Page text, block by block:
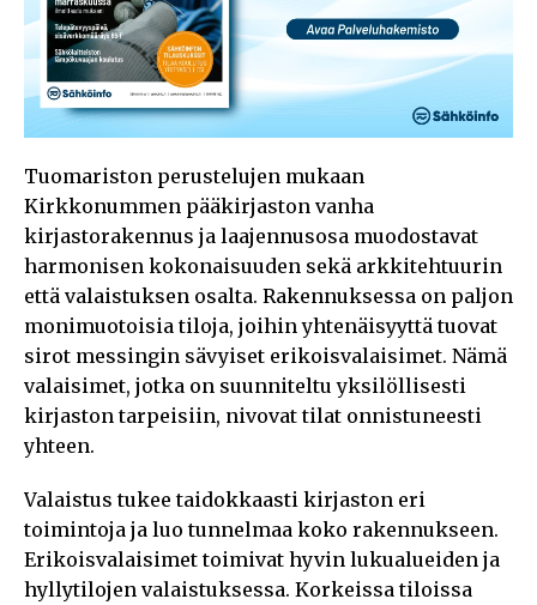
Tuomariston perustelujen mukaan
Kirkkonummen pääkirjaston vanha
kirjastorakennus ja laajennusosa muodostavat
harmonisen kokonaisuuden sekä arkkitehtuurin
että valaistuksen osalta. Rakennuksessa on paljon
monimuotoisia tiloja, joihin yhtenäisyyttä tuovat
sirot messingin sävyiset erikoisvalaisimet. Nämä
valaisimet, jotka on suunniteltu yksilöllisesti
kirjaston tarpeisiin, nivovat tilat onnistuneesti
yhteen.
Valaistus tukee taidokkaasti kirjaston eri
toimintoja ja luo tunnelmaa koko rakennukseen.
Erikoisvalaisimet toimivat hyvin lukualueiden ja
hyllytilojen valaistuksessa. Korkeissa tiloissa